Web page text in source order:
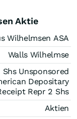
Aktie
Wilhelmsen ASA
Walls Wilhelmse
Shs Unsponsored
Depositary
Repr 2 Shs
Aktien